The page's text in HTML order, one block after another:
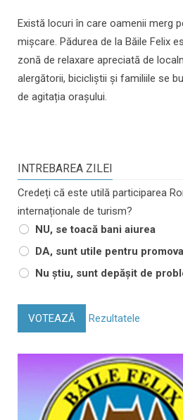
Există locuri în care oamenii merg
mișcare. Pădurea de la Băile Felix
zonă de relaxare apreciată de
alergătorii, bicicliștii și familiile se
de agitația orașului.
INTREBAREA ZILEI
Credeți că este utilă participarea
internaționale de turism?
NU, se toacă bani aiurea
DA, sunt utile pentru
Nu știu, sunt depășit de
VOTEAZĂ Rezultatele